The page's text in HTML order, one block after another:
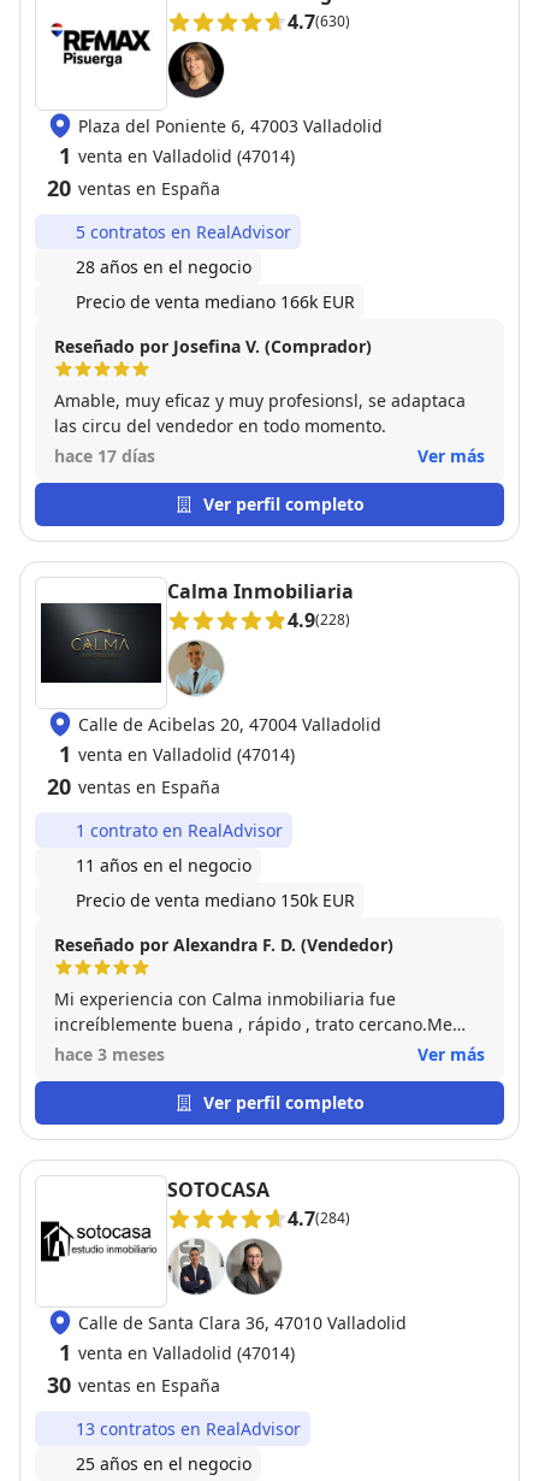
4.7(630)
Plaza del Poniente 6, 47003 Valladolid
1 venta en Valladolid (47014)
20 ventas en España
5 contratos en RealAdvisor
28 años en el negocio
Precio de venta mediano 166k EUR
Reseñado por Josefina V. (Comprador)
Amable, muy eficaz y muy profesionsl, se adaptaca
las circu del vendedor en todo momento.
hace 17 días
Ver más
Ver perfil completo
Calma Inmobiliaria
4.9(228)
Calle de Acibelas 20, 47004 Valladolid
1 venta en Valladolid (47014)
20 ventas en España
1 contrato en RealAdvisor
11 años en el negocio
Precio de venta mediano 150k EUR
Reseñado por Alexandra F. D. (Vendedor)
Mi experiencia con Calma inmobiliaria fue
increíblemente buena , rápido , trato cercano.Me
ayudaron y aconsejaron en cada paso que tenía que
el que contacté desde el principio y hasta final
estuvo a mi lado . Gracias a todo el equipo .
hace 3 meses Ver más
Ver perfil completo
SOTOCASA
4.7(284)
Calle de Santa Clara 36, 47010 Valladolid
1 venta en Valladolid (47014)
30 ventas en España
13 contratos en RealAdvisor
25 años en el negocio